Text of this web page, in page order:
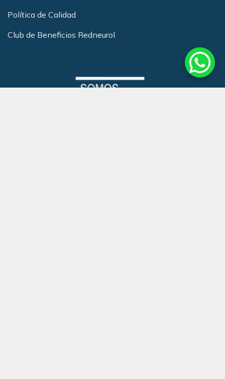
Política de Calidad
Club de Beneficios Redneurol